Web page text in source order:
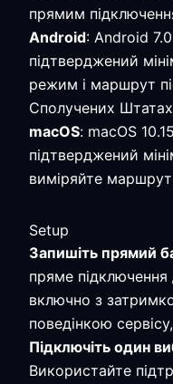
прямим
Android: Android
підтверджений
режим і маршрут
Сполучених
macOS: macOS
підтверджений
виміряйте
Setup
Запишіть прямий
пряме підключення
включно з
поведінкою
Підключіть один
Використайте